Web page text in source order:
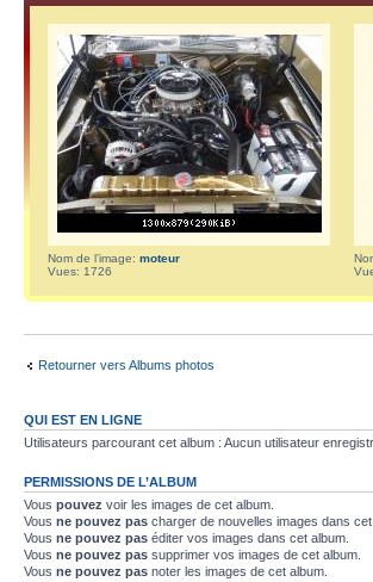
Nom de l’image: moteur
Vues: 1726
Retourner vers Albums photos
QUI EST EN LIGNE
Utilisateurs parcourant cet album : Aucun utilisateur
PERMISSIONS DE L’ALBUM
Vous pouvez voir les images de cet album.
Vous ne pouvez pas charger de nouvelles images dans cet
Vous ne pouvez pas éditer vos images dans cet album.
Vous ne pouvez pas supprimer vos images de cet album.
Vous ne pouvez pas noter les images de cet album.